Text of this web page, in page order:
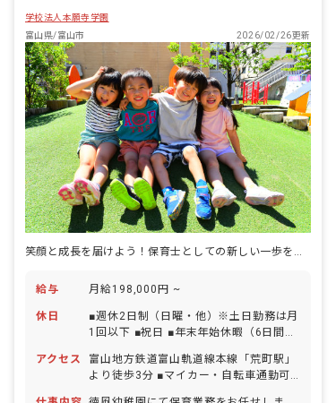
学校法人本願寺学園
富山県/富山市
2026/02/26更新
笑顔と成長を届けよう！保育士としての新しい一歩を踏み出しましょう！
給与 月給198,000円 ~
休日
■週休2日制（日曜・他）※土日勤務は月
1回以下 ■祝日 ■年末年始休暇（6日間）
以上の連休相談OK） ■産前産後・育児休
暇（取得率100％・復帰率100％） ■慶
弔休暇 ※年間休日110日（有休は別途付
アクセス
富山地方鉄道富山軌道線本線「荒町駅」
より徒歩3分 ■マイカー・自転車通勤可